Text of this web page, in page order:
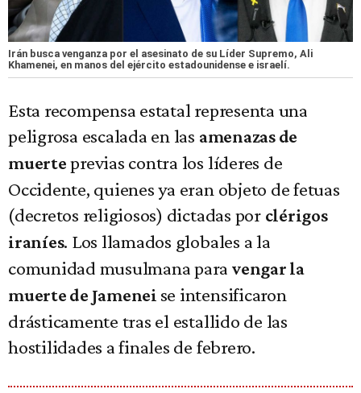
Irán busca venganza por el asesinato de su Líder Supremo, Ali
Khamenei, en manos del ejército estadounidense e israelí.
Esta recompensa estatal representa una
peligrosa escalada en las amenazas de
muerte previas contra los líderes de
Occidente, quienes ya eran objeto de fetuas
(decretos religiosos) dictadas por clérigos
iraníes. Los llamados globales a la
comunidad musulmana para vengar la
muerte de Jamenei se intensificaron
drásticamente tras el estallido de las
hostilidades a finales de febrero.